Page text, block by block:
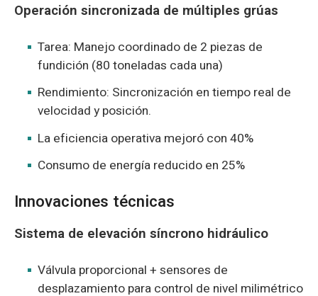
Operación sincronizada de múltiples grúas
Tarea: Manejo coordinado de 2 piezas de
fundición (80 toneladas cada una)
Rendimiento: Sincronización en tiempo real de
velocidad y posición.
La eficiencia operativa mejoró con 40%
Consumo de energía reducido en 25%
Innovaciones técnicas
Sistema de elevación síncrono hidráulico
Válvula proporcional + sensores de
desplazamiento para control de nivel milimétrico